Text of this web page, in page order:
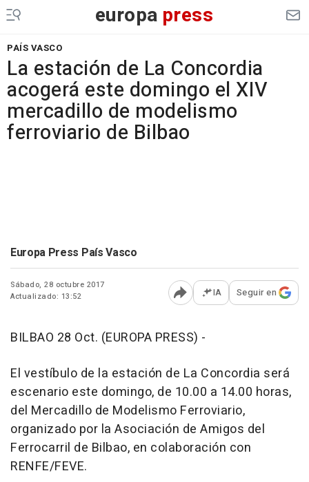
europa press
PAÍS VASCO
La estación de La Concordia
acogerá este domingo el XIV
mercadillo de modelismo
ferroviario de Bilbao
Europa Press País Vasco
Sábado, 28 octubre 2017
Actualizado: 13:52
Abrir opciones para
IA Seguir en
BILBAO 28 Oct. (EUROPA PRESS) -
El vestíbulo de la estación de La Concordia será
escenario este domingo, de 10.00 a 14.00 horas,
del Mercadillo de Modelismo Ferroviario,
organizado por la Asociación de Amigos del
Ferrocarril de Bilbao, en colaboración con
RENFE/FEVE.